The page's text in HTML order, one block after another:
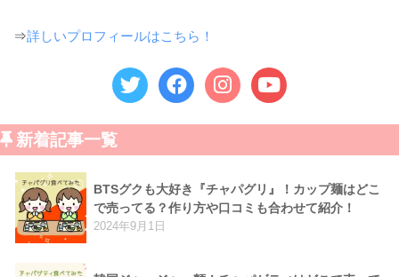
⇒詳しいプロフィールはこちら！
新着記事一覧
BTSグクも大好き『チャパグリ』！カップ麺はどこ
で売ってる？作り方や口コミも合わせて紹介！
2024年9月1日